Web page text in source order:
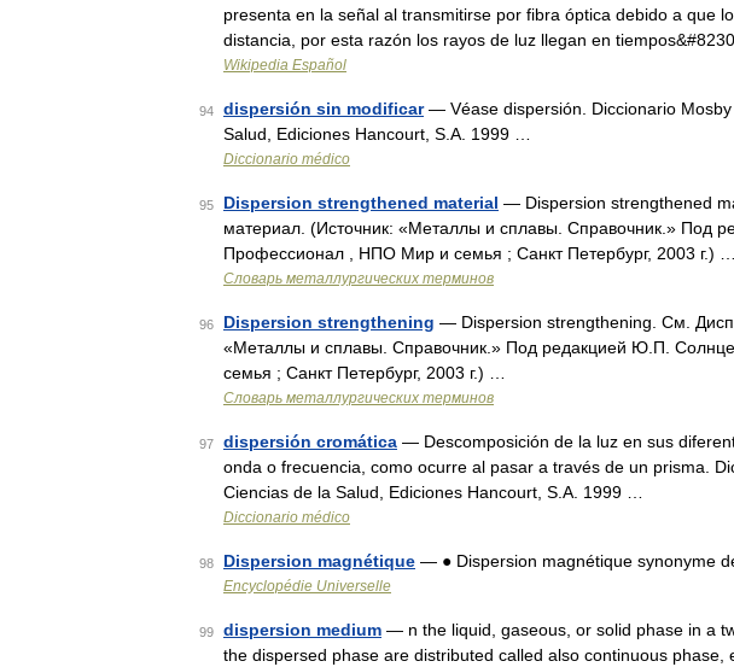
presenta en la señal al transmitirse por fibra óptica debido a que
distancia, por esta razón los rayos de luz llegan en
Wikipedia Español
94 dispersión sin modificar— Véase dispersión. Diccionario
Salud, Ediciones Hancourt, S.A. 1999 …
Diccionario médico
95 Dispersion strengthened material — Dispersion strengthened
материал. (Источник: «Металлы и сплавы. Справочник.» Под
Профессионал , НПО Мир и семья ; Санкт Петербург, 2003 г.) …
Словарь металлургических терминов
96 Dispersion strengthening — Dispersion strengthening. См.
«Металлы и сплавы. Справочник.» Под редакцией Ю.П.
семья ; Санкт Петербург, 2003 г.) …
Словарь металлургических терминов
97 dispersión cromática — Descomposición de la luz en sus
onda o frecuencia, como ocurre al pasar a través de un prisma.
Ciencias de la Salud, Ediciones Hancourt, S.A. 1999 …
Diccionario médico
98 Dispersion magnétique — ● Dispersion magnétique synonyme
Encyclopédie Universelle
99 dispersion medium — n the liquid, gaseous, or solid phase in a
the dispersed phase are distributed called also continuous phase,